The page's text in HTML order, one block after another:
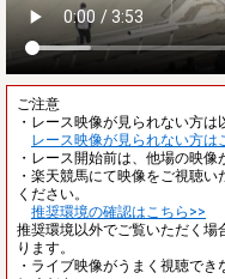
ご注意
・レース映像が見られない方は
レース映像が見られない方は
・レース開始前は、他場の映像
・楽天競馬にて映像をご視聴
ください。
推奨環境の確認はこちら>>
推奨環境以外でご覧いただく場
ります。
・ライブ映像がうまく視聴で